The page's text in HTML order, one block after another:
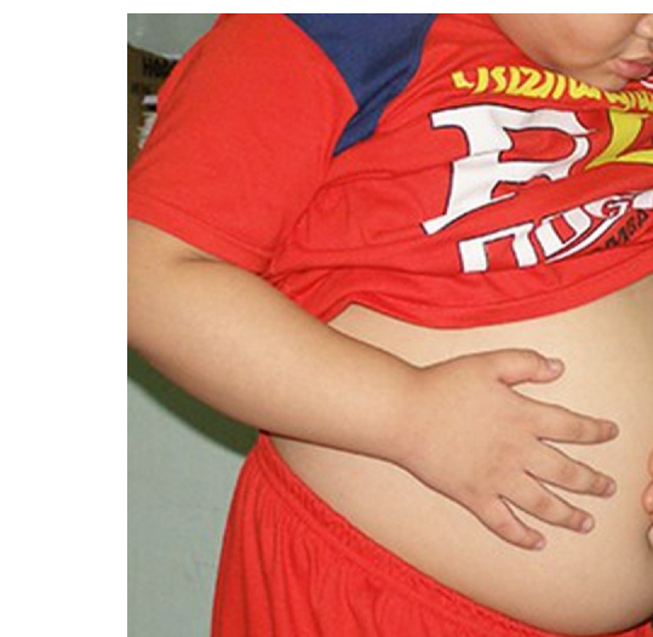
360 độ Sức khỏe
Chuyển đổi Xanh
Tài nguyên và Môi trường
Chuyên gia của bạn
Xã hội chuyển động
Bước chân đến trường
Kết nối công nghệ
Sống chung với biến đổi
khí hậu
Chát với
Câu
Thanh âm ký sự
Chân dung cuộc sống